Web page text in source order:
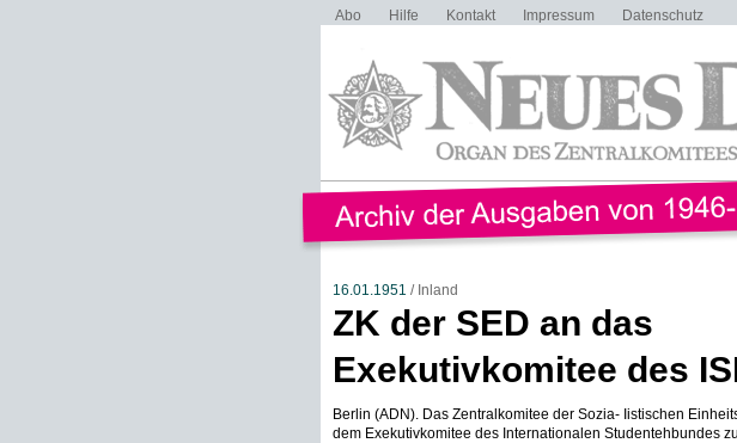
Abo Hilfe Kontakt Impressum Datenschutz
16.01.1951 / Inland
ZK der SED an das
Exekutivkomitee des
Berlin (ADN). Das Zentralkomitee der Sozia- Iistischen
dem Exekutivkomitee des Internationalen Studentehbundes